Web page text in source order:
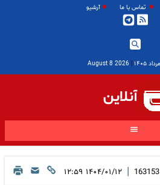
تماس با ما آرشیو
|
2026 August 8
آنلاین
163153
| ۱۴۰۴/۰۱/۱۲ ۱۲:۵۹